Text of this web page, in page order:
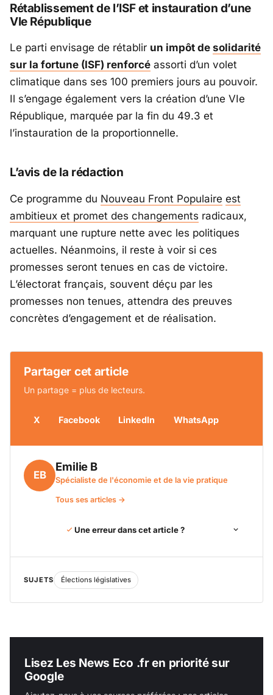
Rétablissement de l’ISF et instauration d’une
VIe République
Le parti envisage de rétablir un impôt de solidarité
sur la fortune (ISF) renforcé assorti d’un volet
climatique dans ses 100 premiers jours au pouvoir.
Il s’engage également vers la création d’une VIe
République, marquée par la fin du 49.3 et
l’instauration de la proportionnelle.
L’avis de la rédaction
Ce programme du Nouveau Front Populaire est
ambitieux et promet des changements radicaux,
marquant une rupture nette avec les politiques
actuelles. Néanmoins, il reste à voir si ces
promesses seront tenues en cas de victoire.
L’électorat français, souvent déçu par les
promesses non tenues, attendra des preuves
concrètes d’engagement et de réalisation.
Partager cet article
Un partage = plus de lecteurs.
X Facebook LinkedIn WhatsApp
EB
Emilie B
Spécialiste de l'économie et de la vie pratique
Tous ses articles →
Une erreur dans cet article ?
SUJETS Élections législatives
Lisez Les News Eco .fr en priorité sur
Google